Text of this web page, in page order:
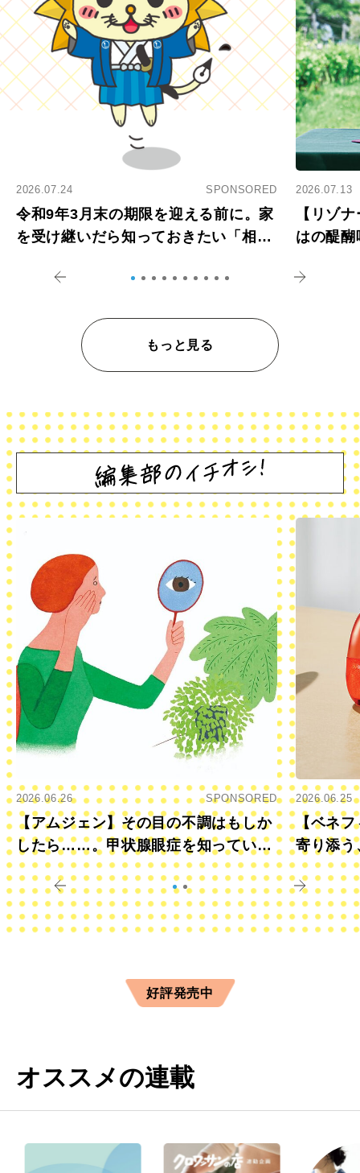
2026.07.24 SPONSORED
令和9年3月末の期限を迎える前に。家
を受け継いだら知っておきたい「相続
2026.07.13
【リゾ
はの醍
もっと見る
2026.06.26 SPONSORED
【アムジェン】その目の不調はもしか
したら……。甲状腺眼症を知っていま
すか？
2026.06.25
【ベネフ
寄り添う
きに
好評発売中
オススメの連載